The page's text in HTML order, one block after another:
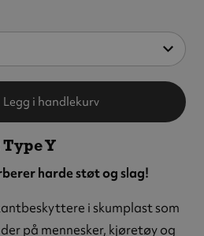
Legg i handlekurv
Y
harde støt og slag!
i skumplast som
på mennesker, kjøretøy og